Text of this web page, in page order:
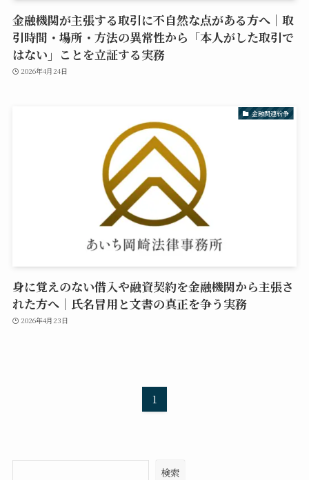
金融機関が主張する取引に不自然な点がある方へ｜取
引時間・場所・方法の異常性から「本人がした取引で
はない」ことを立証する実務
2026年4月24日
金融関連紛争
身に覚えのない借入や融資契約を金融機関から主張さ
れた方へ｜氏名冒用と文書の真正を争う実務
2026年4月23日
1
検索